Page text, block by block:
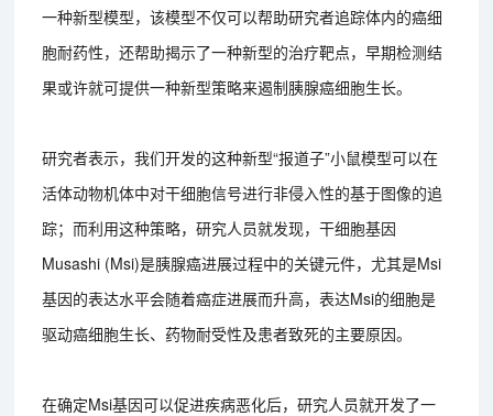
一种新型模型，该模型不仅可以帮助研究者追踪体内的癌细
胞耐药性，还帮助揭示了一种新型的治疗靶点，早期检测结
果或许就可提供一种新型策略来遏制胰腺癌细胞生长。
研究者表示，我们开发的这种新型“报道子”小鼠模型可以在
活体动物机体中对干细胞信号进行非侵入性的基于图像的追
踪；而利用这种策略，研究人员就发现，干细胞基因
Musashi (Msi)是胰腺癌进展过程中的关键元件，尤其是Msi
基因的表达水平会随着癌症进展而升高，表达Msi的细胞是
驱动癌细胞生长、药物耐受性及患者致死的主要原因。
在确定Msi基因可以促进疾病恶化后，研究人员就开发了一